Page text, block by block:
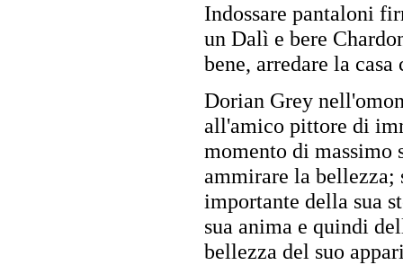
Indossare pantaloni
un Dalì e bere
bene, arredare la
Dorian Grey
all'amico pittore di
momento di massimo
ammirare la bellezza;
importante della sua
sua anima e quindi
bellezza del suo